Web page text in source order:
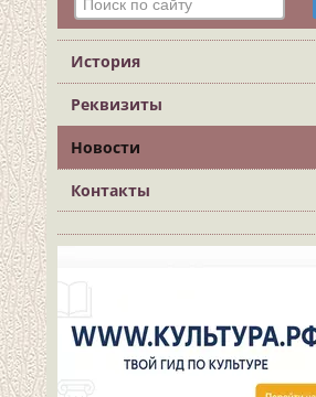
История
Реквизиты
Новости
Контакты